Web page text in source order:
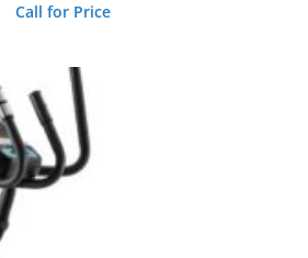
Call for Price